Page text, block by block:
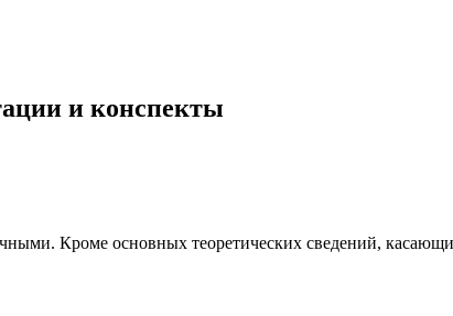
и конспекты
Кроме основных теоретических сведений,